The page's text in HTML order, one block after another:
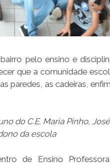
pelo ensino e
que a comunidade
paredes, as cadeiras,
do C.E. Maria Pinho,
da escola
de Ensino